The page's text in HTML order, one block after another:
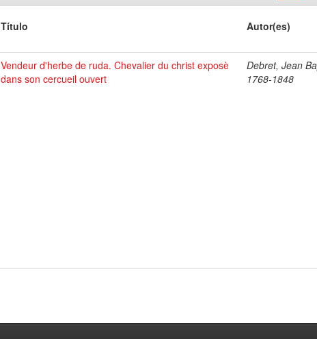
Título Autor(es)
Vendeur d'herbe de ruda. Chevalier du christ exposè
dans son cercueil ouvert
Debret, Jean
1768-1848